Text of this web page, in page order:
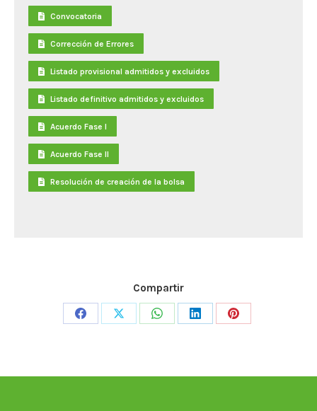
Convocatoria
Corrección de Errores
Listado provisional admitidos y excluidos
Listado definitivo admitidos y excluidos
Acuerdo Fase I
Acuerdo Fase II
Resolución de creación de la bolsa
Compartir
Share
Share
Share
Share
Share